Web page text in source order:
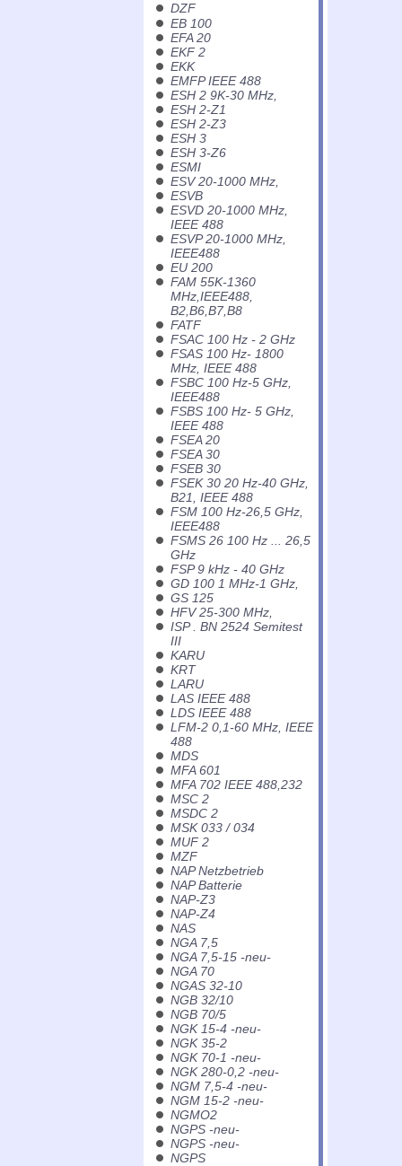
DZF
EB 100
EFA 20
EKF 2
EKK
EMFP IEEE 488
ESH 2 9K-30 MHz,
ESH 2-Z1
ESH 2-Z3
ESH 3
ESH 3-Z6
ESMI
ESV 20-1000 MHz,
ESVB
ESVD 20-1000 MHz,
IEEE 488
ESVP 20-1000 MHz,
IEEE488
EU 200
FAM 55K-1360
MHz,IEEE488,
B2,B6,B7,B8
FATF
FSAC 100 Hz - 2 GHz
FSAS 100 Hz- 1800
MHz, IEEE 488
FSBC 100 Hz-5 GHz,
IEEE488
FSBS 100 Hz- 5 GHz,
IEEE 488
FSEA 20
FSEA 30
FSEB 30
FSEK 30 20 Hz-40 GHz,
B21, IEEE 488
FSM 100 Hz-26,5 GHz,
IEEE488
FSMS 26 100 Hz ... 26,5
GHz
FSP 9 kHz - 40 GHz
GD 100 1 MHz-1 GHz,
GS 125
HFV 25-300 MHz,
ISP . BN 2524 Semitest
III
KARU
KRT
LARU
LAS IEEE 488
LDS IEEE 488
LFM-2 0,1-60 MHz, IEEE
488
MDS
MFA 601
MFA 702 IEEE 488,232
MSC 2
MSDC 2
MSK 033 / 034
MUF 2
MZF
NAP Netzbetrieb
NAP Batterie
NAP-Z3
NAP-Z4
NAS
NGA 7,5
NGA 7,5-15 -neu-
NGA 70
NGAS 32-10
NGB 32/10
NGB 70/5
NGK 15-4 -neu-
NGK 35-2
NGK 70-1 -neu-
NGK 280-0,2 -neu-
NGM 7,5-4 -neu-
NGM 15-2 -neu-
NGMO2
NGPS -neu-
NGPS -neu-
NGPS